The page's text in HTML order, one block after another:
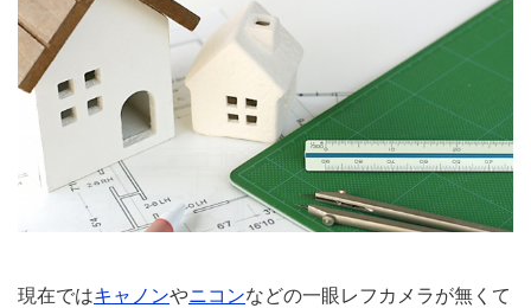
現在ではキャノンやニコンなどの一眼レフカメラが無くて